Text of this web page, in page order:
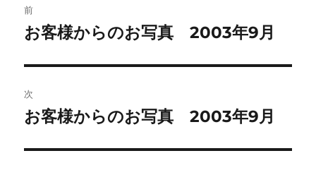
稿
ビ
ゲ
ー
前
前
投
稿:
お客様からのお写真 2003年9月
次
次
投
お客様からのお写真 2003年9月